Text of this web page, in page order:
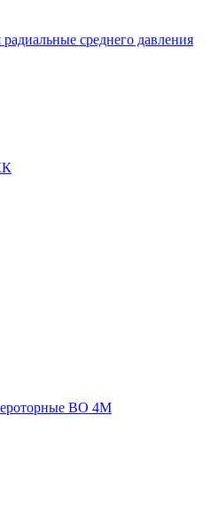
среднего давления
ВО 4М